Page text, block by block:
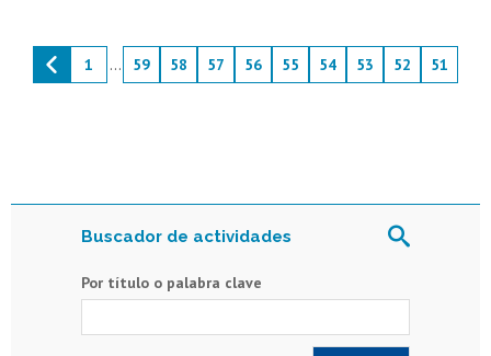
Buscador de actividades
Por título o palabra clave
1 ... 59 58 57 56 55 54 53 52 51